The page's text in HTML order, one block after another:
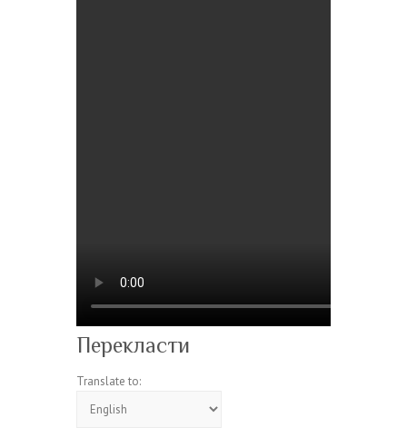
Перекласти
Translate to: